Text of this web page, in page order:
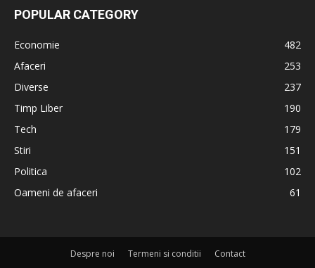
POPULAR CATEGORY
Economie
482
Afaceri
253
Diverse
237
Timp Liber
190
Tech
179
Stiri
151
Politica
102
Oameni de afaceri
61
Despre noi Termeni si conditii Contact